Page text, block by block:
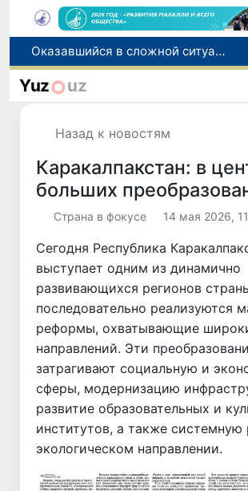
Оказавшийся в сложной ситуации в Германии соотечественник возвращен в Узбекистан
В Узбекистане определили порядок создания и эксплуатации платных автодорог
Yuz uz
Назад к новостям
Каракалпакстан: в
больших
Страна в фокусе 14 мая 2026,
Сегодня Республика
выступает одним из динамично
развивающихся регионов
последовательно реализуются
реформы, охватывающие
направлений. Эти
затрагивают социальную и
сферы, модернизацию
развитие образовательных и
институтов, а также системную
экологическом направлении.